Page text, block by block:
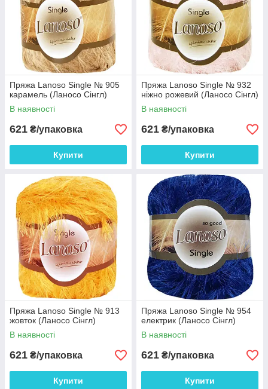
Спиці: № 5,0-6,5 мм
УВАГА! Колір та відтінок на зображенні можуть
відрізнятися від фактичного кольору та відтінку
пряжі через індивідуальні налаштування
монітора та залежно від партії.
Пряжа Lanoso Single № 905
карамель (Ланосо Сінгл)
В наявності
621 ₴/упаковка
Купити
Пряжа Lanoso Single № 932
ніжно рожевий (Ланосо Сінгл)
В наявності
621 ₴/упаковка
Купити
Пряжа Lanoso Single № 913
жовток (Ланосо Сінгл)
В наявності
621 ₴/упаковка
Купити
Пряжа Lanoso Single № 954
електрик (Ланосо Сінгл)
В наявності
621 ₴/упаковка
Купити